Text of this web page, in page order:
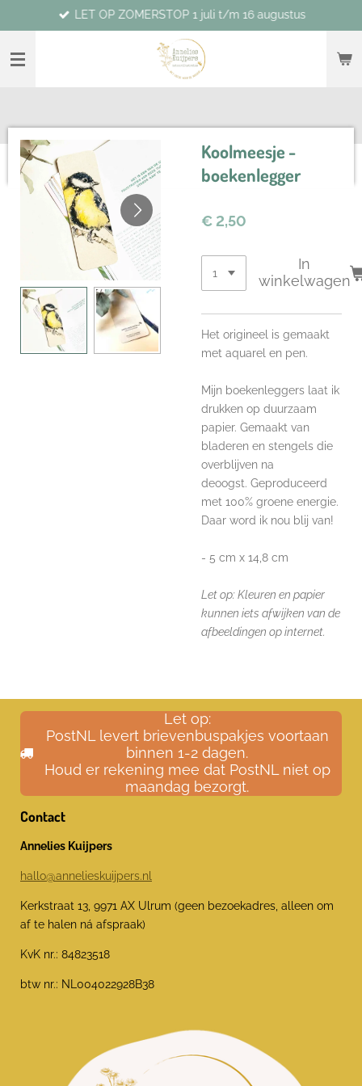
direct
naar
hoofdinhoud
LET OP ZOMERSTOP 1 juli t/m 16 augustus
Koolmeesje -
boekenlegger
€ 2,50
In
winkelwagen
Het origineel is gemaakt
met aquarel en pen.
Mijn boekenleggers laat ik
drukken op duurzaam
papier. Gemaakt van
bladeren en stengels die
overblijven na
deoogst. Geproduceerd
met 100% groene energie.
Daar word ik nou blij van!
- 5 cm x 14,8 cm
Let op: Kleuren en papier
kunnen iets afwijken van de
afbeeldingen op internet.
Let op:
PostNL levert brievenbuspakjes voortaan
binnen 1-2 dagen.
Houd er rekening mee dat PostNL niet op
maandag bezorgt.
Contact
Annelies Kuijpers
hallo@annelieskuijpers.nl
Kerkstraat 13, 9971 AX Ulrum (geen bezoekadres, alleen om
af te halen ná afspraak)
KvK nr.: 84823518
btw nr.: NL004022928B38